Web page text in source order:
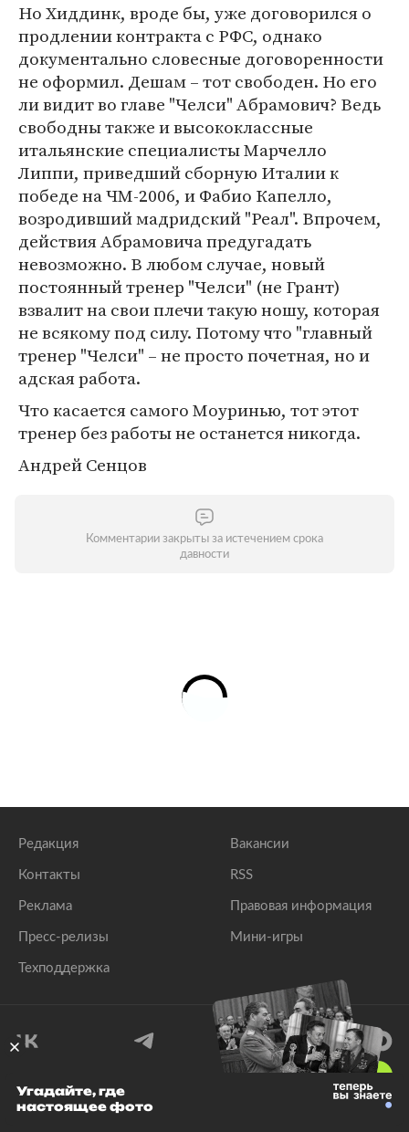
Но Хиддинк, вроде бы, уже договорился о
продлении контракта с РФС, однако
документально словесные договоренности
не оформил. Дешам – тот свободен. Но его
ли видит во главе "Челси" Абрамович? Ведь
свободны также и высококлассные
итальянские специалисты Марчелло
Липпи, приведший сборную Италии к
победе на ЧМ-2006, и Фабио Капелло,
возродивший мадридский "Реал". Впрочем,
действия Абрамовича предугадать
невозможно. В любом случае, новый
постоянный тренер "Челси" (не Грант)
взвалит на свои плечи такую ношу, которая
не всякому под силу. Потому что "главный
тренер "Челси" – не просто почетная, но и
адская работа.
Что касается самого Моуринью, тот этот
тренер без работы не останется никогда.
Андрей Сенцов
Комментарии закрыты за истечением срока
давности
Редакция
Контакты
Реклама
Пресс-релизы
Техподдержка
Вакансии
RSS
Правовая информация
Мини-игры
© 1999–2026 Все права защищены.
Угадайте, где
настоящее фото